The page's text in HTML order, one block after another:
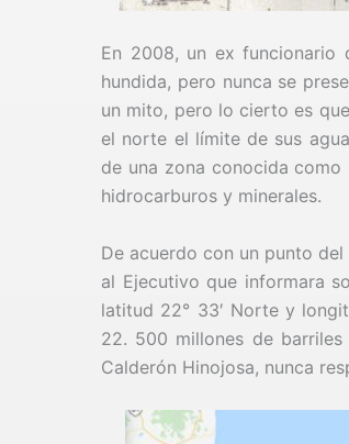
En 2008, un ex funcionario
hundida, pero nunca se
un mito, pero lo cierto es
el norte el límite de sus
de una zona conocida como
hidrocarburos y minerales.
De acuerdo con un punto
al Ejecutivo que informara
latitud 22° 33′ Norte y
22. 500 millones de
Calderón Hinojosa, nunca